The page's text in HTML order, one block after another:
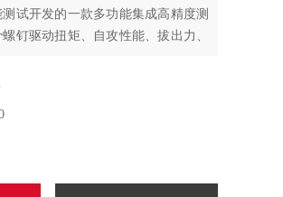
试开发的一款多功能集成高精度测
钉驱动扭矩、自攻性能、拔出力、
机构、科研机构和医疗器械生产企